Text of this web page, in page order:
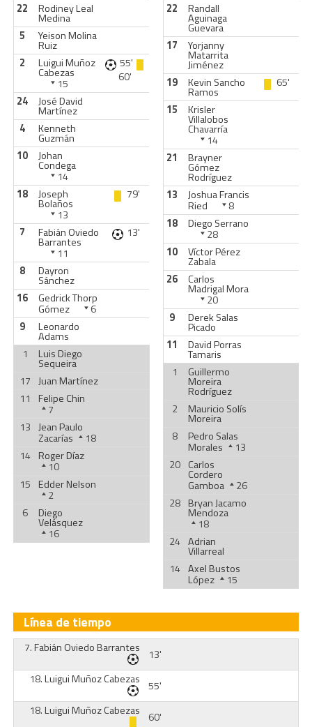
22 Rodiney Leal
Medina
5
Yeison Molina
Ruiz
2
Luigui Muñoz
Cabezas
15
55'
60'
24
José David
Martínez
4
Kenneth
Guzmán
10
Johan
Condega
14
18
Joseph
Bolaños
13
79'
7 Fabián Oviedo
Barrantes
11
13'
8 Dayron
Sánchez
16
Gedrick Thorp
Gómez
6
9
Leonardo
Adams
1
Luis Diego
Sequeira
17 Juan Martínez
11 Felipe Chin
7
13 Jean Paulo
Zacarías
18
14 Roger Díaz
10
15 Edder Nelson
2
6
Diego
Velásquez
16
22 Randall
Aguinaga
Guevara
17
Yorjanny
Matarrita
Jiménez
19
Kevin Sancho
Ramos
65'
15
Krisler
Villalobos
Chavarría
14
21
Brayner
Gómez
Rodríguez
13
Joshua Francis
Ried
8
18
Diego Serrano
28
10
Víctor Pérez
Zabala
26
Carlos
Madrigal Mora
20
9
Derek Salas
Picado
11
David Porras
Tamaris
1
Guillermo
Moreira
Rodríguez
2
Mauricio Solís
Moreira
8
Pedro Salas
Morales
13
20 Carlos
Cordero
Gamboa
26
28 Bryan Jacamo
Mendoza
18
24 Adrian
Villarreal
14 Axel Bustos
López 15
Línea de tiempo
7.Fabián Oviedo Barrantes
13'
18.Luigui Muñoz Cabezas 55'
18.Luigui Muñoz Cabezas 60'